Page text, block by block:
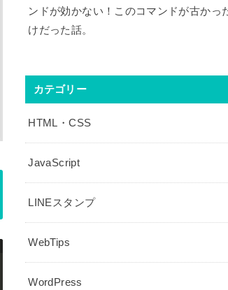
ンドが効かない！このコマンドが古かっ
けだった話。
カテゴリー
HTML・CSS
JavaScript
LINEスタンプ
WebTips
WordPress